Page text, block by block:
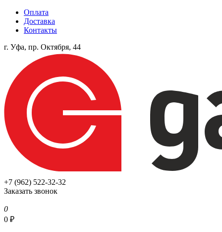
Оплата
Доставка
Контакты
г. Уфа, пр. Октября, 44
+7 (962) 522-32-32
Заказать звонок
0
0 ₽